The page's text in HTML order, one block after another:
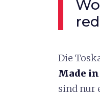
Die
Made
sind nur